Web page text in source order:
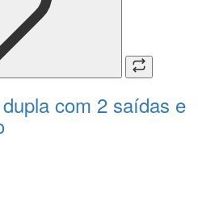
com 2 saídas e